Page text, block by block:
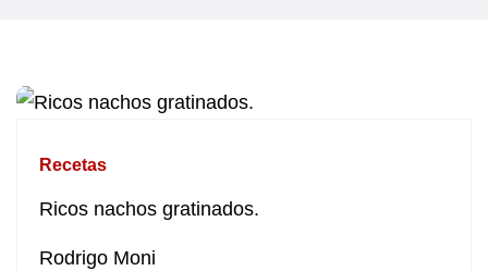
Recetas
Ricos nachos gratinados.
Rodrigo Moni